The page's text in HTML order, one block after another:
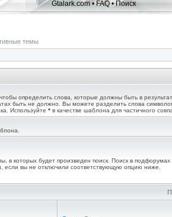
Gtalark.com •FAQ•Поиск
темы
чтобы определить слова, которые должны быть в
быть не должно. Вы можете разделить слова
Используйте * в качестве шаблона для частичного
в которых будет произведен поиск. Поиск в подфорумах
если вы не отключили соответствующую опцию ниже.